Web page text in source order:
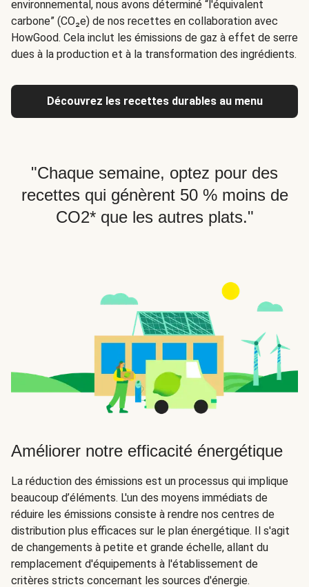
environnemental, nous avons déterminé “l'équivalent
carbone” (CO₂e) de nos recettes en collaboration avec
HowGood. Cela inclut les émissions de gaz à effet de serre
dues à la production et à la transformation des ingrédients.
Découvrez les recettes durables au menu
"Chaque semaine, optez pour des
recettes qui génèrent 50 % moins de
CO2* que les autres plats."
Améliorer notre efficacité énergétique
La réduction des émissions est un processus qui implique
beaucoup d’éléments. L'un des moyens immédiats de
réduire les émissions consiste à rendre nos centres de
distribution plus efficaces sur le plan énergétique. Il s'agit
de changements à petite et grande échelle, allant du
remplacement d'équipements à l'établissement de
critères stricts concernant les sources d'énergie.